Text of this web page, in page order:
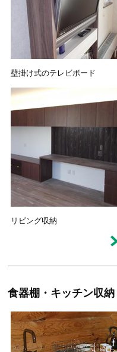
壁掛け式のテレビボード
リビング収納
食器棚・キッチン収納